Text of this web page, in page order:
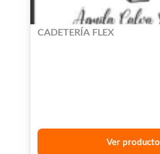
CADETERÍA FLEX
Ver producto